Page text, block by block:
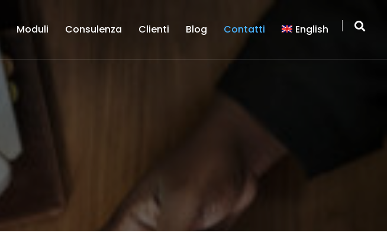
Moduli Consulenza Clienti Blog Contatti English